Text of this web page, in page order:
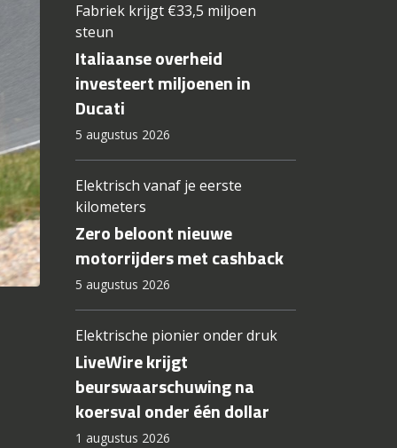
Fabriek krijgt €33,5 miljoen
steun
Italiaanse overheid
investeert miljoenen in
Ducati
5 augustus 2026
Elektrisch vanaf je eerste
kilometers
Zero beloont nieuwe
motorrijders met cashback
5 augustus 2026
Elektrische pionier onder druk
LiveWire krijgt
beurswaarschuwing na
koersval onder één dollar
1 augustus 2026